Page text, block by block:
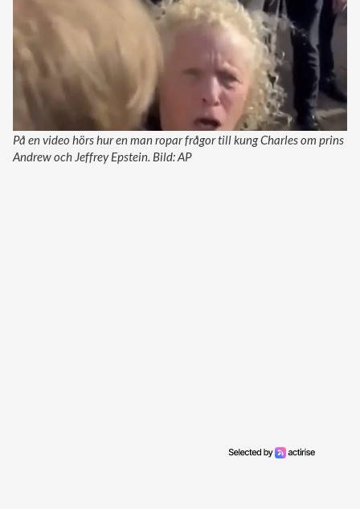
På en video hörs hur en man ropar frågor till kung Charles om prins
Andrew och Jeffrey Epstein. Bild: AP